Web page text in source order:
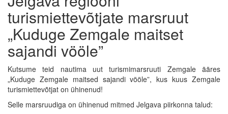
turismiettevõtjate marsruut
„Kuduge Zemgale maitset
sajandi vööle”
Kutsume teid nautima uut turismimarsruuti Zemgale ääres
„Kuduge Zemgale maitsed sajandi vööle”, kus kuus Zemgale
turismiettevõtjat on ühinenud!
Selle marsruudiga on ühinenud mitmed Jelgava piirkonna talud: